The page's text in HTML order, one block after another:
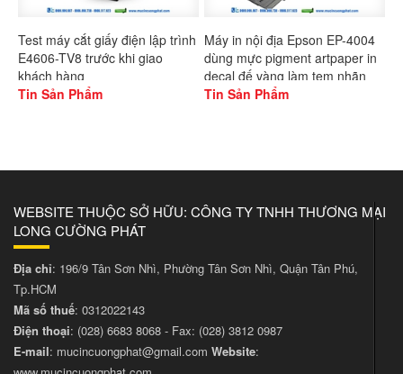
Test máy cắt giấy điện lập trình
E4606-TV8 trước khi giao
khách hàng
Tin Sản Phẩm
Máy in nội địa Epson EP-4004
dùng mực pigment artpaper in
decal đế vàng làm tem nhãn
Tin Sản Phẩm
WEBSITE THUỘC SỞ HỮU: CÔNG TY TNHH THƯƠNG MẠI
LONG CƯỜNG PHÁT
Địa chỉ: 196/9 Tân Sơn Nhì, Phường Tân Sơn Nhì, Quận Tân Phú,
Tp.HCM
Mã số thuế: 0312022143
Điện thoại: (028) 6683 8068 - Fax: (028) 3812 0987
E-mail: mucincuongphat@gmail.com Website: